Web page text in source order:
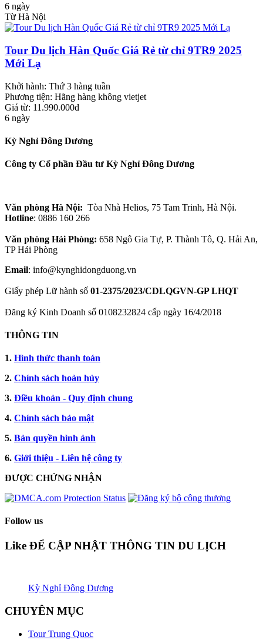
6 ngày
Từ Hà Nội
Tour Du lịch Hàn Quốc Giá Rẻ từ chỉ 9TR9 2025
Mới Lạ
Khởi hành: Thứ 3 hàng tuần
Phương tiện: Hãng hàng không vietjet
Giá từ: 11.990.000đ
6 ngày
Kỳ Nghỉ Đông Dương
Công ty Cổ phần Đầu tư Kỳ Nghỉ Đông Dương
Văn phòng Hà Nội: Tòa Nhà Helios, 75 Tam Trinh, Hà Nội.
Hotline: 0886 160 266
Văn phòng Hải Phòng: 658 Ngô Gia Tự, P. Thành Tô, Q. Hải An,
TP Hải Phòng
Email: info@kynghidongduong.vn
Giấy phép Lữ hành số 01-2375/2023/CDLQGVN-GP LHQT
Đăng ký Kinh Doanh số 0108232824 cấp ngày 16/4/2018
THÔNG TIN
1. Hình thức thanh toán
2. Chính sách hoàn hủy
3. Điều khoản - Quy định chung
4. Chính sách bảo mật
5. Bản quyền hình ảnh
6. Giới thiệu - Liên hệ công ty
ĐƯỢC CHỨNG NHẬN​
Follow us
Like ĐỂ CẬP NHẬT THÔNG TIN DU LỊCH
Kỳ Nghỉ Đông Dương
CHUYÊN MỤC
Tour Trung Quoc